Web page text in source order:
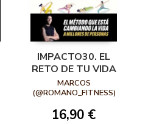
IMPACTO30. EL
RETO DE TU VIDA
MARCOS
(@ROMANO_FITNESS)
16,90 €